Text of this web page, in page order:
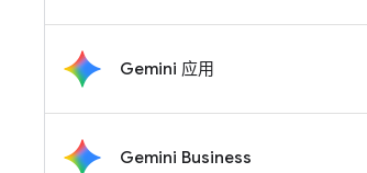
Gemini 应用
Gemini Business